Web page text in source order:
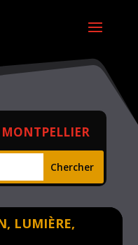
MONTPELLIER
LUMIÈRE,